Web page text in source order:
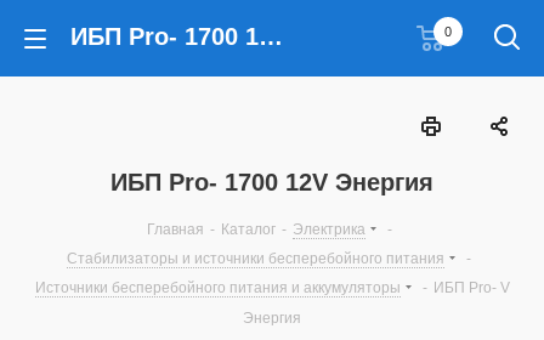
ИБП Pro- 1700 12V Энергия 0
ИБП Pro- 1700 12V Энергия
Главная - Каталог - Электрика
-
Стабилизаторы и источники бесперебойного питания
-
Источники бесперебойного питания и аккумуляторы
- ИБП Pro- V
Энергия